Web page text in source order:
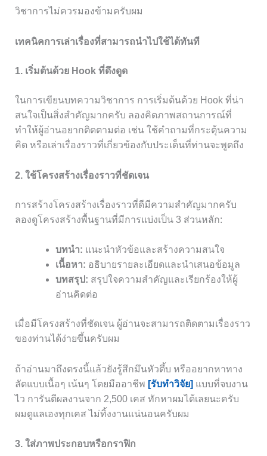
วิชาการไม่ควรมองข้ามครับผม
เทคนิคการเล่าเรื่องที่สามารถนำไปใช้ได้ทันที
1. เริ่มต้นด้วย Hook ที่ดึงดูด
ในการเขียนบทความวิชาการ การเริ่มต้นด้วย Hook ที่น่า
สนใจเป็นสิ่งสำคัญมากครับ ลองคิดภาพสถานการณ์ที่
ทำให้ผู้อ่านอยากติดตามต่อ เช่น ใช้คำถามที่กระตุ้นความ
คิด หรือเล่าเรื่องราวที่เกี่ยวข้องกับประเด็นที่ท่านจะพูดถึง
2. ใช้โครงสร้างเรื่องราวที่ชัดเจน
การสร้างโครงสร้างเรื่องราวที่ดีมีความสำคัญมากครับ
ลองดูโครงสร้างพื้นฐานที่มีการแบ่งเป็น 3 ส่วนหลัก:
บทนำ: แนะนำหัวข้อและสร้างความสนใจ
เนื้อหา: อธิบายรายละเอียดและนำเสนอข้อมูล
บทสรุป: สรุปใจความสำคัญและเรียกร้องให้ผู้
อ่านคิดต่อ
เมื่อมีโครงสร้างที่ชัดเจน ผู้อ่านจะสามารถติดตามเรื่องราว
ของท่านได้ง่ายขึ้นครับผม
ถ้าอ่านมาถึงตรงนี้แล้วยังรู้สึกมึนหัวตึ้บ หรืออยากหาทาง
ลัดแบบเนื้อๆ เน้นๆ โดยมืออาชีพ [รับทำวิจัย] แบบที่จบงาน
ไว การันตีผลงานจาก 2,500 เคส ทักหาผมได้เลยนะครับ
ผมดูแลเองทุกเคส ไม่ทิ้งงานแน่นอนครับผม
3. ใส่ภาพประกอบหรือกราฟิก